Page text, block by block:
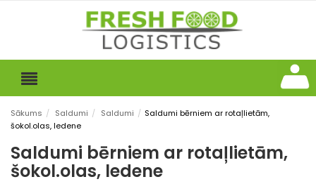
Sākums / Saldumi / Saldumi / Saldumi bērniem ar rotaļlietām,
šokol.olas, ledene
Saldumi bērniem ar rotaļlietām,
šokol.olas, ledene